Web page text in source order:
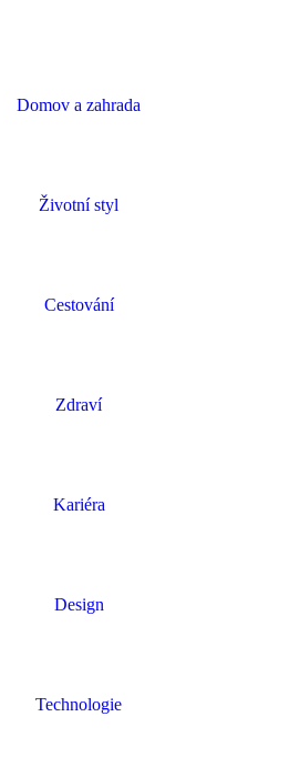
Domov a zahrada
Životní styl
Cestování
Zdraví
Kariéra
Design
Technologie